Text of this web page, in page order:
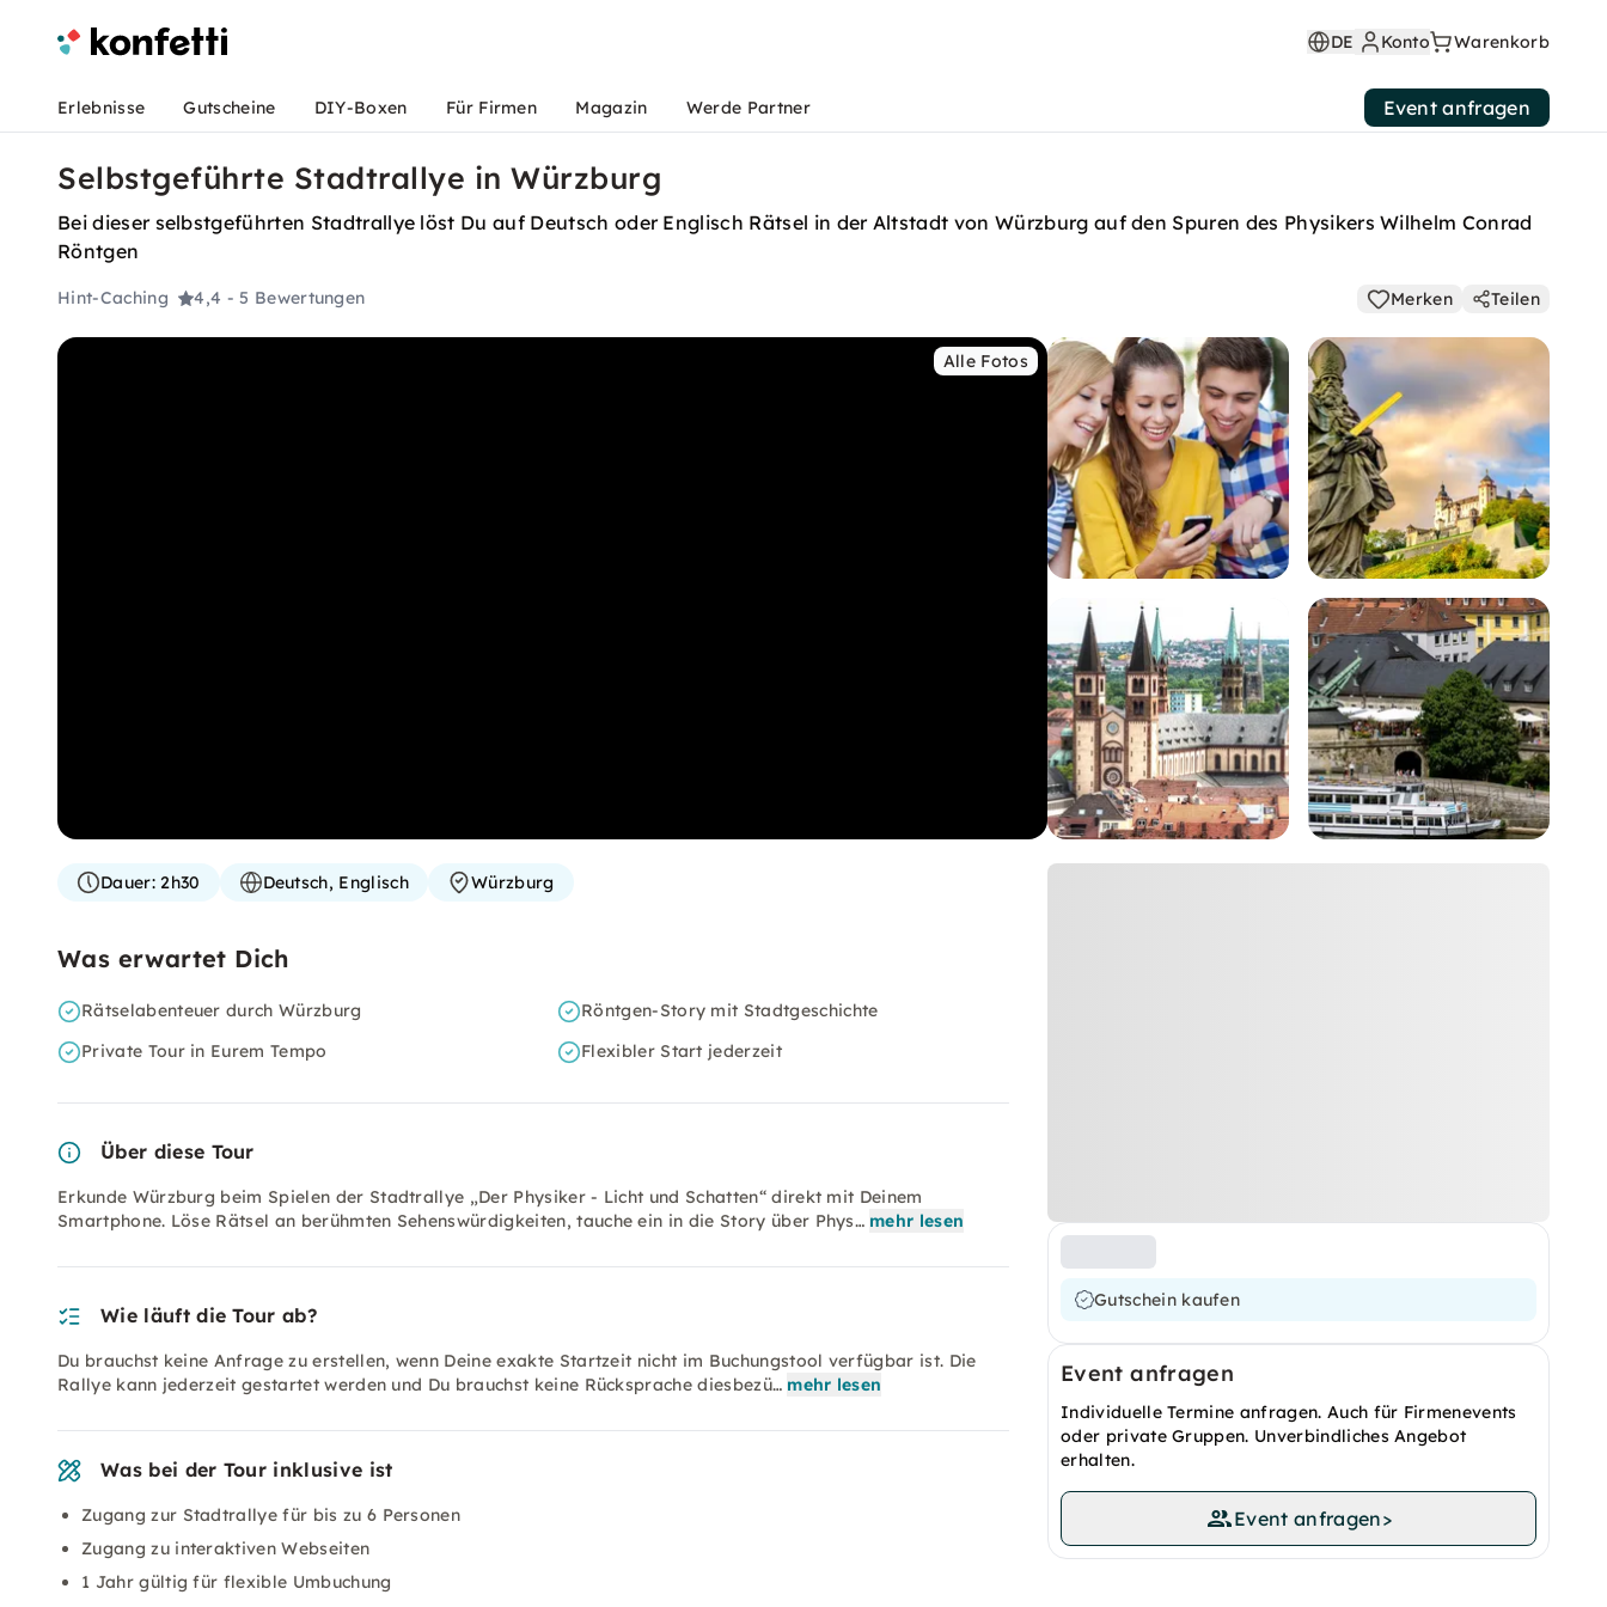
DE Konto Warenkorb
Erlebnisse Gutscheine DIY-Boxen Für Firmen Magazin Werde Partner Event anfragen
Selbstgeführte Stadtrallye in Würzburg
Bei dieser selbstgeführten Stadtrallye löst Du auf Deutsch oder Englisch Rätsel in der Altstadt von Würzburg auf den Spuren des Physikers Wilhelm Conrad
Röntgen
Hint-Caching 4,4 - 5 Bewertungen Merken Teilen
Alle Fotos
Gutschein kaufen
Event anfragen
Individuelle Termine anfragen. Auch für Firmenevents
oder private Gruppen. Unverbindliches Angebot
erhalten.
Event anfragen>
Dauer:2h30 Deutsch, Englisch Würzburg
Was erwartet Dich
Rätselabenteuer durch Würzburg
Röntgen-Story mit Stadtgeschichte
Private Tour in Eurem Tempo
Flexibler Start jederzeit
Über diese Tour
Erkunde Würzburg beim Spielen der Stadtrallye „Der Physiker - Licht und Schatten“ direkt mit Deinem
Smartphone. Löse Rätsel an berühmten Sehenswürdigkeiten, tauche ein in die Story über Phys… mehr lesen
Wie läuft die Tour ab?
Du brauchst keine Anfrage zu erstellen, wenn Deine exakte Startzeit nicht im Buchungstool verfügbar ist. Die
Rallye kann jederzeit gestartet werden und Du brauchst keine Rücksprache diesbezü… mehr lesen
Was bei der Tour inklusive ist
Zugang zur Stadtrallye für bis zu 6 Personen
Zugang zu interaktiven Webseiten
1 Jahr gültig für flexible Umbuchung